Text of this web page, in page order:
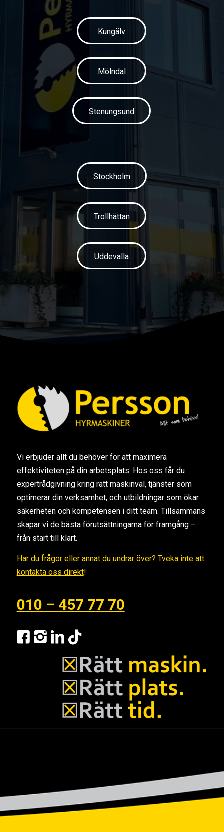
Kungälv
Mölndal
Stenungsund
Stockholm
Trollhättan
Uddevalla
Vi erbjuder allt du behöver för att maximera
effektiviteten på din arbetsplats. Hos oss får du
expertrådgivning kring rätt maskinval, tjänster som
optimerar din verksamhet, och utbildningar som ökar
säkerheten och kompetensen i ditt team. Tillsammans
skapar vi de bästa förutsättningarna för framgång –
från start till klart.
Har du frågor eller annat du undrar över? Tveka inte att
kontakta oss direkt!
010 – 457 77 70